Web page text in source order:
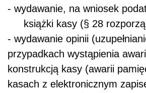
- wydawanie, na wniosek
książki kasy (§ 28
- wydawanie opinii
przypadkach wystąpienia
konstrukcją kasy (awarii
kasach z elektronicznym